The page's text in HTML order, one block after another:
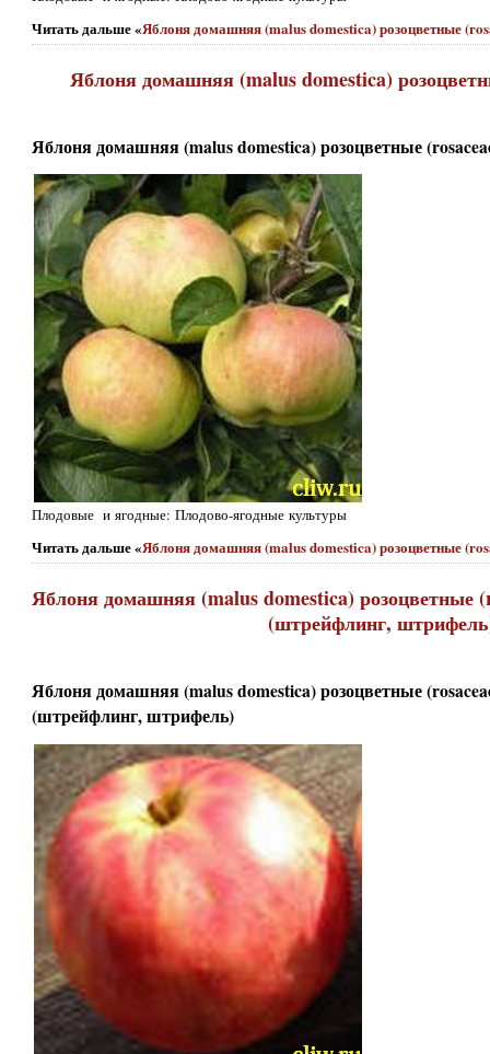
Читать дальше «Яблоня домашняя (malus domestica) розоцветные
Яблоня домашняя (malus domestica)
Яблоня домашняя (malus domestica) розоцветные
Плодовые и ягодные: Плодово-ягодные культуры
Читать дальше «Яблоня домашняя (malus domestica) розоцветные
Яблоня домашняя (malus domestica) розоцветные
(штрейфлинг,
Яблоня домашняя (malus domestica) розоцветные
(штрейфлинг, штрифель)